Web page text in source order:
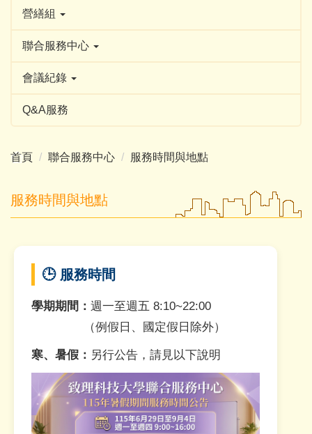
營繕組
聯合服務中心
會議紀錄
Q&A服務
首頁 聯合服務中心 服務時間與地點
服務時間與地點
🕒 服務時間
學期期間： 週一至週五 8:10~22:00
（例假日、國定假日除外）
寒、暑假： 另行公告，請見以下說明